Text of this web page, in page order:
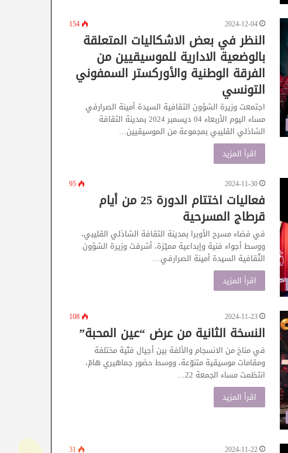
2024-12-04
154
النظر في بعض الاشكاليات المتعلقة
بالوضعية الادارية للموسيقيين من
الفرقة الوطنية والأوركستر السمفوني
التونسي
اجتمعت وزيرة الشؤون الثقافية السيدة أمينة الصرارفي
مساء اليوم الأربعاء 04 ديسمبر 2024 بمدينة الثقافة
الشاذلي القليبي بمجموعة من الموسيقيين…
اقرأ المزيد
2024-11-30
95
فعاليات اختتام الدورة 25 من أيام
قرطاج المسرحية
في فضاء مسرح الأوبرا بمدينة الثقافة الشاذلي القليبي،
ووسط أجواء فنية وإبداعية مميّزة، أشرفت وزيرة الشؤون
الثّقافية السيدة أمينة الصرارفي…
اقرأ المزيد
2024-11-23
108
النسخة الثانية من عرض “عين المحبة”
في مناخ من الانسجام والألفة بين أجيال فنّية مختلفة
ومقامات موسيقية متنوّعة، ووسط حضور جماهيري هامّ،
انتظمت مساء الجمعة 22…
اقرأ المزيد
2024-11-22
31